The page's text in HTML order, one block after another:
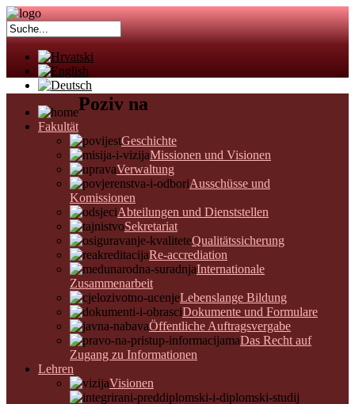
Fakultät
Geschichte
Missionen und Visionen
Verwaltung
Ausschüsse und
Komissionen
Abteilungen und Dienststellen
Sekretariat
Qualitätssicherung
Re-accrediation
Internationale
Zusammenarbeit
Lebenslange Bildung
Dokumente und Formulare
Öffentliche Auftragsvergabe
Das Recht auf
Zugang zu Informationen
Lehren
Visionen
Poziv na